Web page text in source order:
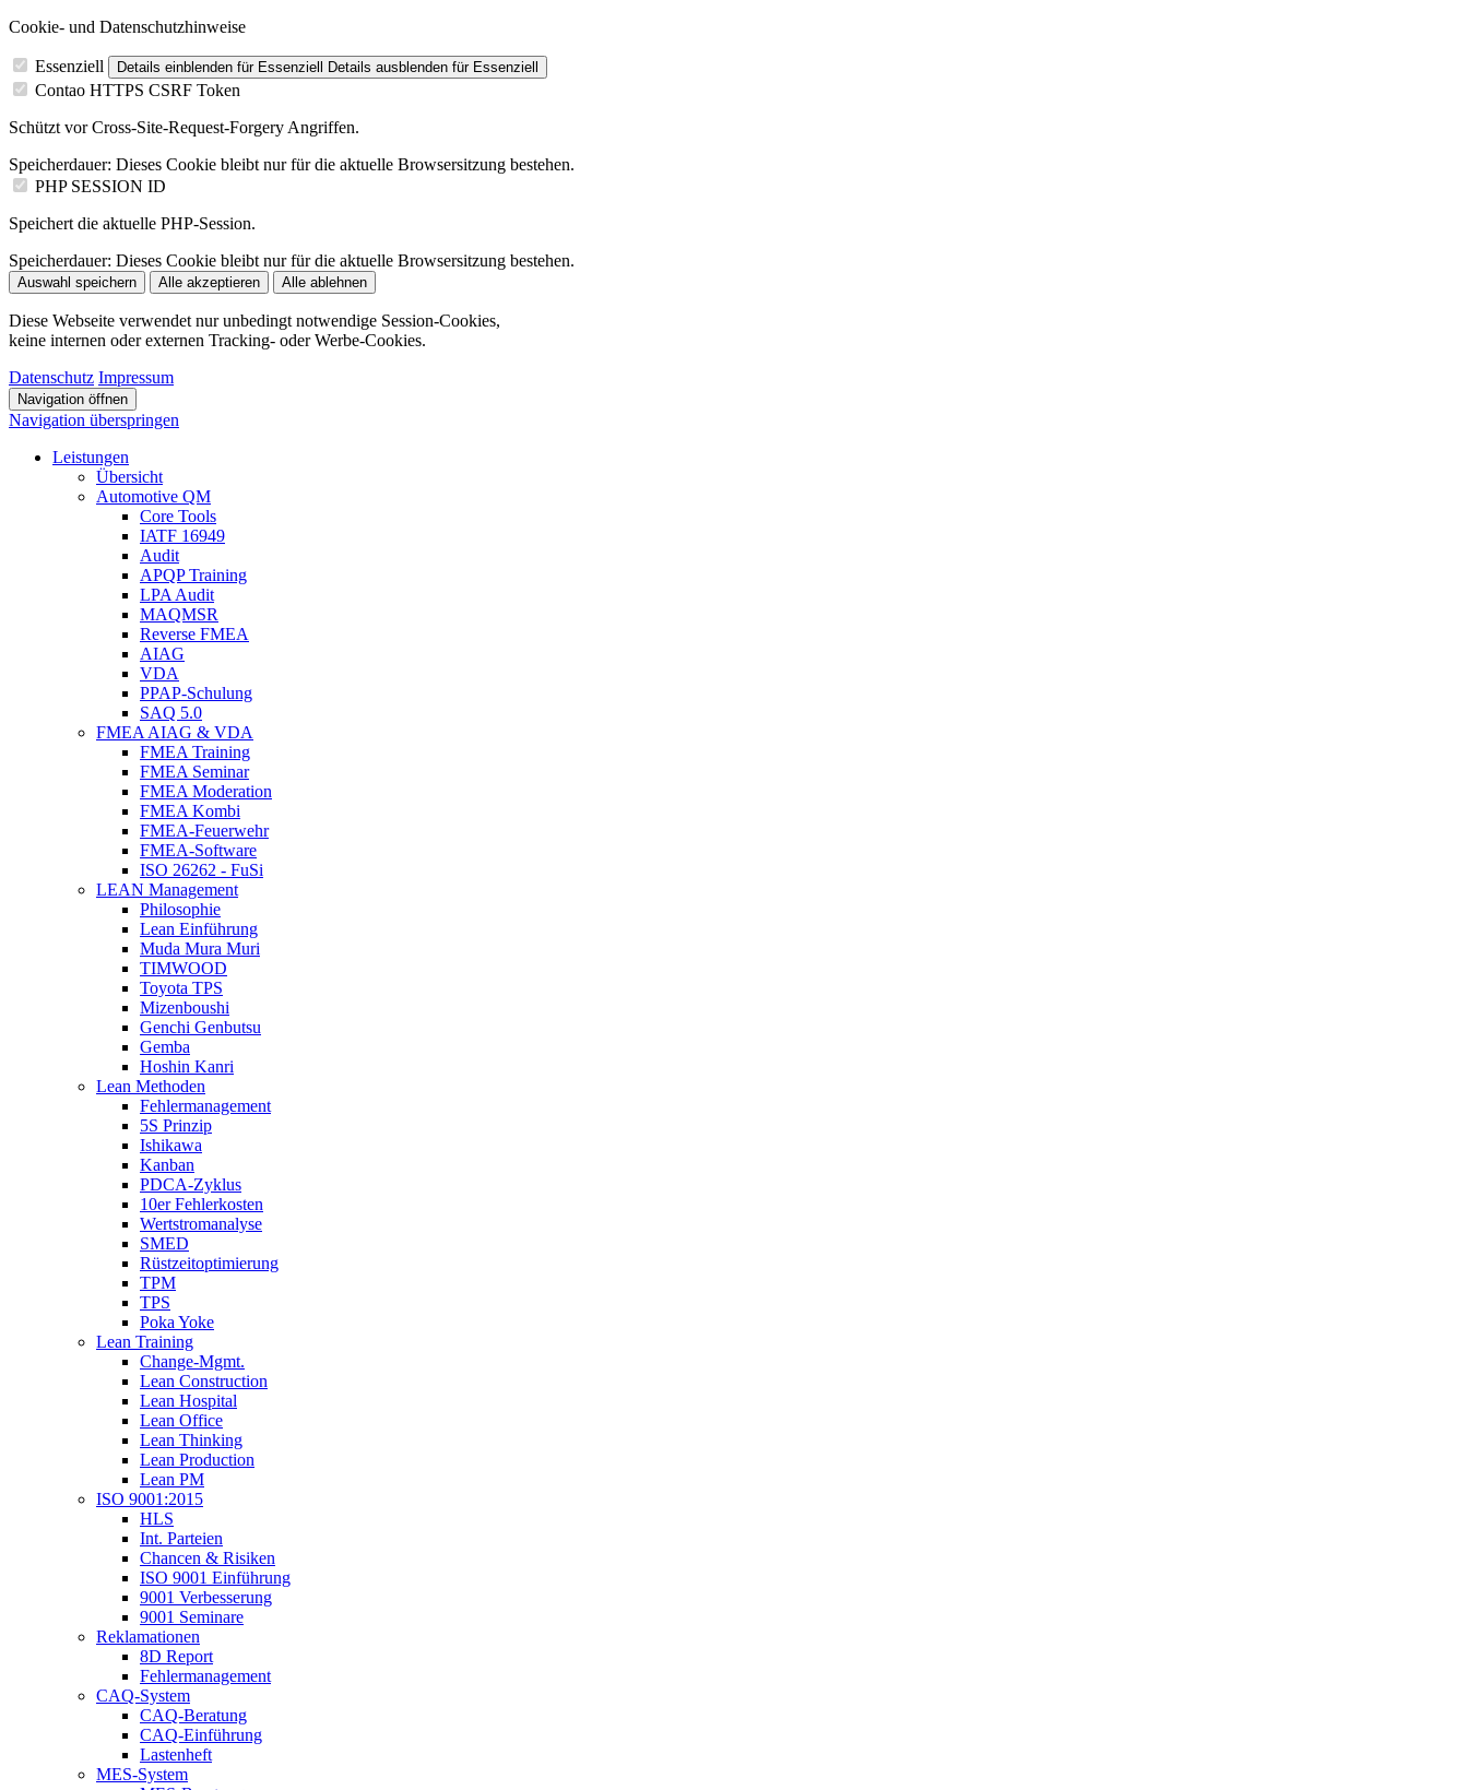
Cookie- und Datenschutzhinweise
Essenziell Details einblenden für Essenziell Details ausblenden für Essenziell
Contao HTTPS CSRF Token
Schützt vor Cross-Site-Request-Forgery Angriffen.
Speicherdauer: Dieses Cookie bleibt nur für die aktuelle Browsersitzung bestehen.
PHP SESSION ID
Speichert die aktuelle PHP-Session.
Speicherdauer: Dieses Cookie bleibt nur für die aktuelle Browsersitzung bestehen.
Auswahl speichern Alle akzeptieren Alle ablehnen
Diese Webseite verwendet nur unbedingt notwendige Session-Cookies,
keine internen oder externen Tracking- oder Werbe-Cookies.
Datenschutz Impressum
Navigation öffnen
Navigation überspringen
Leistungen
Übersicht
Automotive QM
Core Tools
IATF 16949
Audit
APQP Training
LPA Audit
MAQMSR
Reverse FMEA
AIAG
VDA
PPAP-Schulung
SAQ 5.0
FMEA AIAG & VDA
FMEA Training
FMEA Seminar
FMEA Moderation
FMEA Kombi
FMEA-Feuerwehr
FMEA-Software
ISO 26262 - FuSi
LEAN Management
Philosophie
Lean Einführung
Muda Mura Muri
TIMWOOD
Toyota TPS
Mizenboushi
Genchi Genbutsu
Gemba
Hoshin Kanri
Lean Methoden
Fehlermanagement
5S Prinzip
Ishikawa
Kanban
PDCA-Zyklus
10er Fehlerkosten
Wertstromanalyse
SMED
Rüstzeitoptimierung
TPM
TPS
Poka Yoke
Lean Training
Change-Mgmt.
Lean Construction
Lean Hospital
Lean Office
Lean Thinking
Lean Production
Lean PM
ISO 9001:2015
HLS
Int. Parteien
Chancen & Risiken
ISO 9001 Einführung
9001 Verbesserung
9001 Seminare
Reklamationen
8D Report
Fehlermanagement
CAQ-System
CAQ-Beratung
CAQ-Einführung
Lastenheft
MES-System